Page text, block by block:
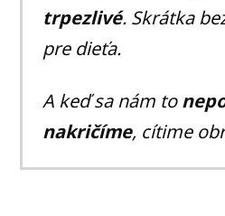
trpezlivé. Skrátka
pre dieťa.
A keď sa nám to
nakričíme, cítime